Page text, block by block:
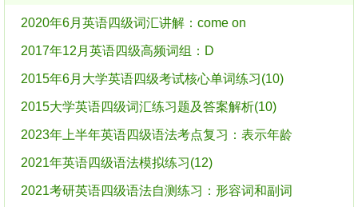
2020年6月英语四级词汇讲解：come on
2017年12月英语四级高频词组：D
2015年6月大学英语四级考试核心单词练习(10)
2015大学英语四级词汇练习题及答案解析(10)
2023年上半年英语四级语法考点复习：表示年龄
2021年英语四级语法模拟练习(12)
2021考研英语四级语法自测练习：形容词和副词